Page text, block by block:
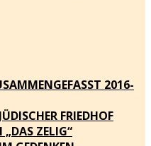
2016-
FRIEDHOF
ZELIG“